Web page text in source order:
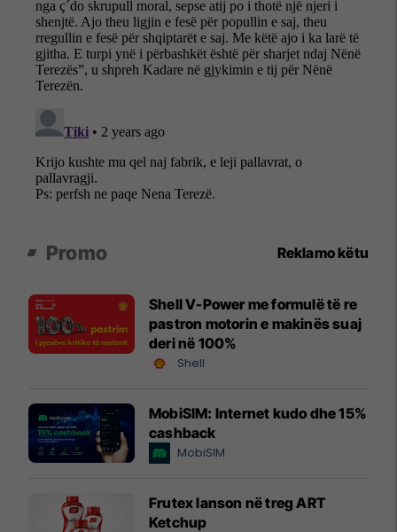
Promo Reklamo këtu
Shell V-Power me formulë të re
pastron motorin e makinës suaj
deri në 100%
Shell
MobiSIM: Internet kudo dhe 15%
cashback
MobiSIM
Frutex lanson në treg ART
Ketchup